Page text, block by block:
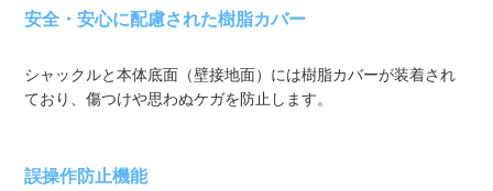
安全・安心に配慮された樹脂カバー
シャックルと本体底面（壁接地面）には樹脂カバーが装着され
ており、傷つけや思わぬケガを防止します。
誤操作防止機能